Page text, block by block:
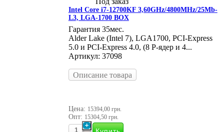
Intel Core i7-12700KF 3,60GHz/4800MHz/25Mb-
L3, LGA-1700 BOX
Гарантия 35мес.
Alder Lake (Intel 7), LGA1700, PCI-Express
5.0 и PCI-Express 4.0, (8 P-ядер и 4...
Артикул: 37098
Описание товара
Цена: 15394,00 грн.
Опт: 15304,50 грн.